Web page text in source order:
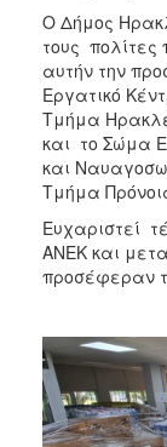
Ο Δήμος
τους
αυτήν την
Εργατικό
Τμήμα
και το Σώμα
και
Τμήμα
Ευχαριστεί
ΑΝΕΚ και
προσέφεραν